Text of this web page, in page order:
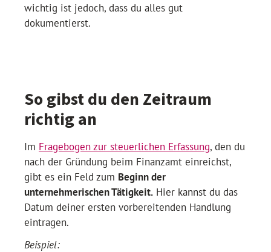
wichtig ist jedoch, dass du alles gut
dokumentierst.
So gibst du den Zeitraum
richtig an
Im Fragebogen zur steuerlichen Erfassung, den du
nach der Gründung beim Finanzamt einreichst,
gibt es ein Feld zum Beginn der
unternehmerischen Tätigkeit. Hier kannst du das
Datum deiner ersten vorbereitenden Handlung
eintragen.
Beispiel: